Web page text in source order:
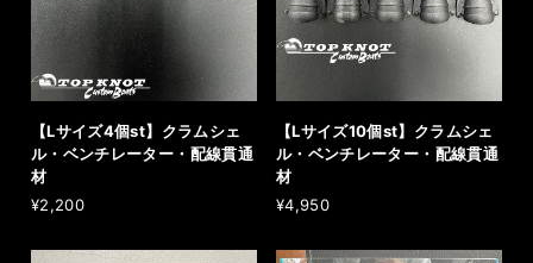
【Lサイズ4個st】クラムシェ
ル・ベンチレーター・配線貫通
材
¥2,200
【Lサイズ10個st】クラムシェ
ル・ベンチレーター・配線貫通
材
¥4,950